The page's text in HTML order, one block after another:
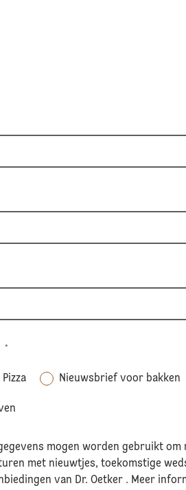
*
Nieuwsbrief voor bakken
mogen worden gebruikt om
met nieuwtjes, toekomstige
van Dr. Oetker . Meer